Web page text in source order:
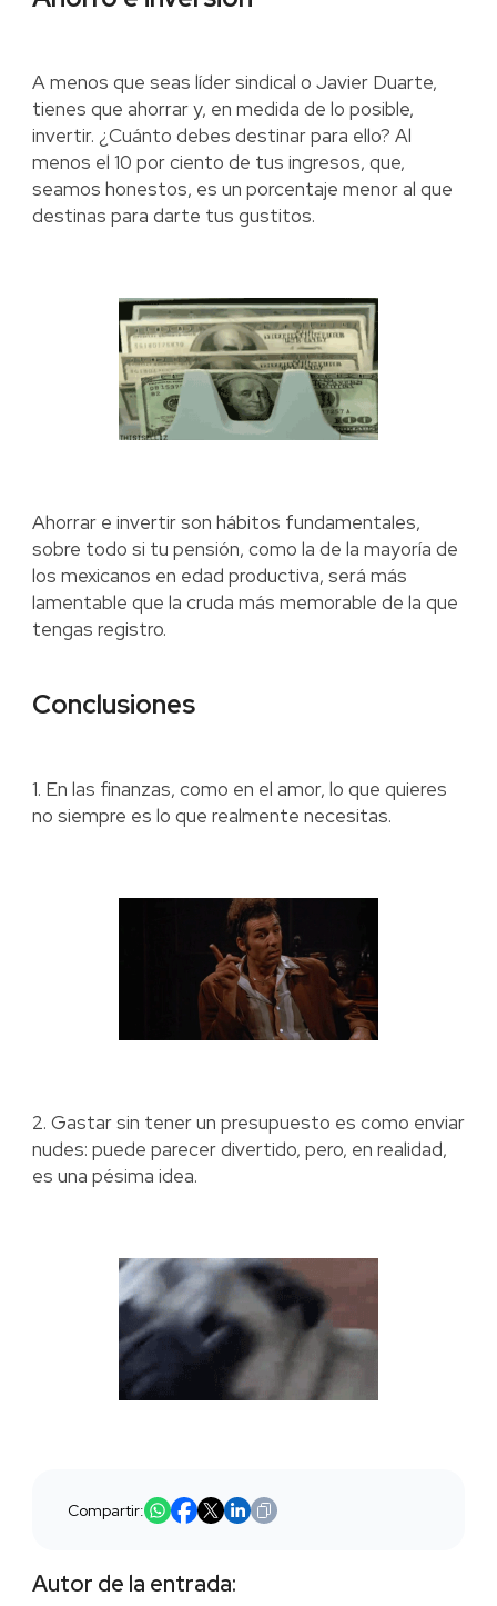
A menos que seas líder sindical o Javier Duarte,
tienes que ahorrar y, en medida de lo posible,
invertir. ¿Cuánto debes destinar para ello? Al
menos el 10 por ciento de tus ingresos, que,
seamos honestos, es un porcentaje menor al que
destinas para darte tus gustitos.
Ahorrar e invertir son hábitos fundamentales,
sobre todo si tu pensión, como la de la mayoría de
los mexicanos en edad productiva, será más
lamentable que la cruda más memorable de la que
tengas registro.
Conclusiones
1. En las finanzas, como en el amor, lo que quieres
no siempre es lo que realmente necesitas.
2. Gastar sin tener un presupuesto es como enviar
nudes: puede parecer divertido, pero, en realidad,
es una pésima idea.
Compartir:
Autor de la entrada: